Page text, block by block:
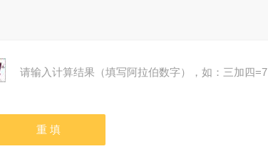
请输入计算结果（填写阿拉伯数字），如：三加四=7